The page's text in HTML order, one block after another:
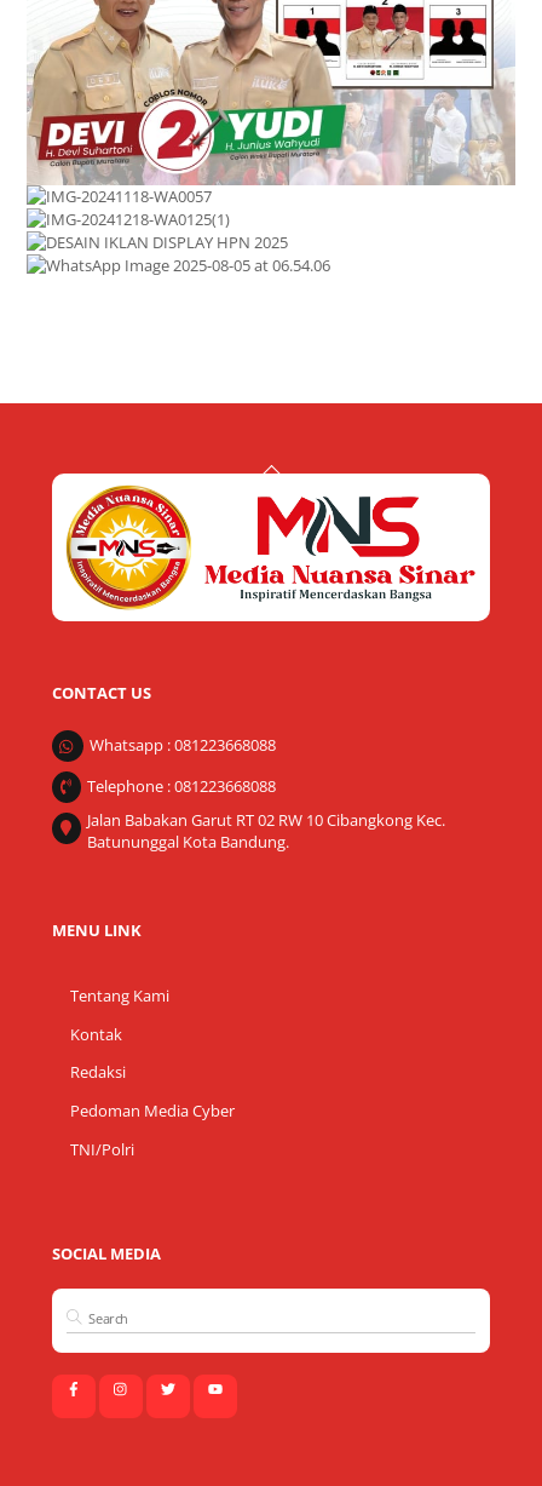
Back
Top
CONTACT US
Whatsapp : 081223668088
Telephone : 081223668088
Jalan Babakan Garut RT 02 RW 10 Cibangkong Kec.
Batununggal Kota Bandung.
MENU LINK
Tentang Kami
Kontak
Redaksi
Pedoman Media Cyber
TNI/Polri
SOCIAL MEDIA